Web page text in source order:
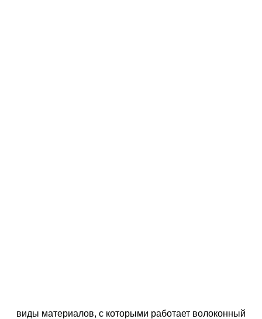
виды материалов, с которыми работает волоконный